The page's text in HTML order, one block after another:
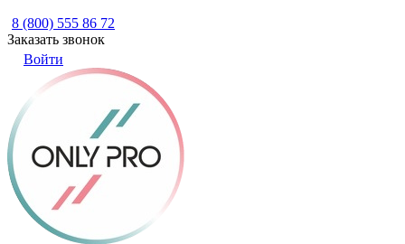
8 (800) 555 86 72
Заказать звонок
Войти